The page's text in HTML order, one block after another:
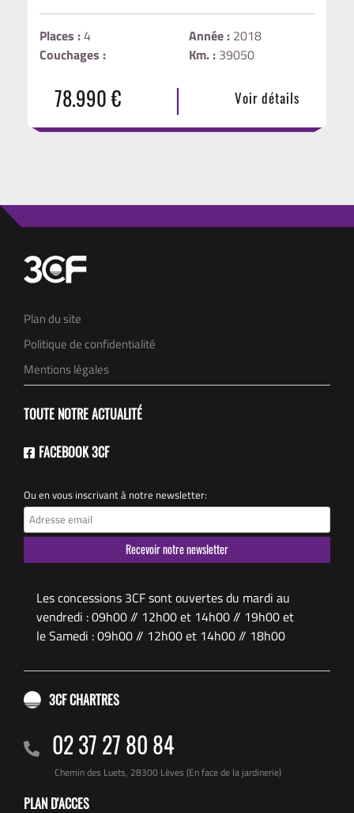
Places :4
Couchages :
Année : 2018
Km. : 39050
78.990 € | Voir détails
Plan du site
Politique de confidentialité
Mentions légales
TOUTE NOTRE ACTUALITÉ
FACEBOOK 3CF
Ou en vous inscrivant à notre newsletter:
Les concessions 3CF sont ouvertes du mardi au
vendredi : 09h00 // 12h00 et 14h00 // 19h00 et
le Samedi : 09h00 // 12h00 et 14h00 // 18h00
3CF CHARTRES
02 37 27 80 84
Chemin des Luets, 28300 Lèves (En face de la jardinerie)
PLAN D'ACCES